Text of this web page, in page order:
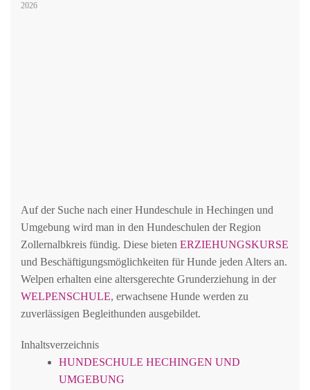
2026
Auf der Suche nach einer Hundeschule in Hechingen und
Umgebung wird man in den Hundeschulen der Region
Zollernalbkreis fündig. Diese bieten ERZIEHUNGSKURSE
und Beschäftigungsmöglichkeiten für Hunde jeden Alters an.
Welpen erhalten eine altersgerechte Grunderziehung in der
WELPENSCHULE, erwachsene Hunde werden zu
zuverlässigen Begleithunden ausgebildet.
Inhaltsverzeichnis
HUNDESCHULE HECHINGEN UND
UMGEBUNG